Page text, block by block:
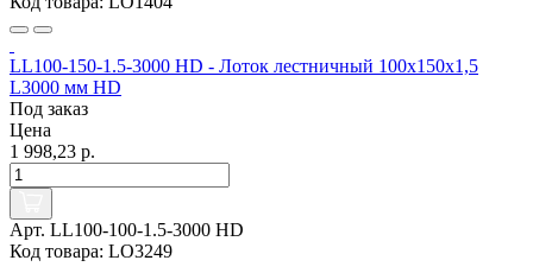
LL100-150-1.5-3000 HD - Лоток лестничный 100х150х1,5
L3000 мм HD
Под заказ
Цена
1 998,23 р.
Арт. LL100-100-1.5-3000 HD
Код товара: LO3249